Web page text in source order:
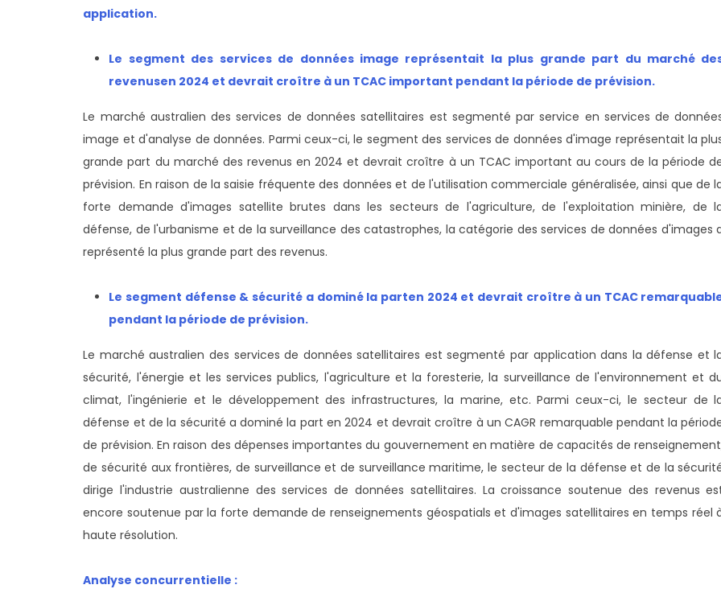
application.
Le segment des services de données image représentait la plus grande part du marché
revenusen 2024 et devrait croître à un TCAC important pendant la période de prévision.
Le marché australien des services de données satellitaires est segmenté par service en services de
image et d'analyse de données. Parmi ceux-ci, le segment des services de données d'image représentait la
grande part du marché des revenus en 2024 et devrait croître à un TCAC important au cours de la période
prévision. En raison de la saisie fréquente des données et de l'utilisation commerciale généralisée, ainsi que de
forte demande d'images satellite brutes dans les secteurs de l'agriculture, de l'exploitation minière, de
défense, de l'urbanisme et de la surveillance des catastrophes, la catégorie des services de données d'images
représenté la plus grande part des revenus.
Le segment défense & sécurité a dominé la parten 2024 et devrait croître à un TCAC
pendant la période de prévision.
Le marché australien des services de données satellitaires est segmenté par application dans la défense et
sécurité, l'énergie et les services publics, l'agriculture et la foresterie, la surveillance de l'environnement et
climat, l'ingénierie et le développement des infrastructures, la marine, etc. Parmi ceux-ci, le secteur de
défense et de la sécurité a dominé la part en 2024 et devrait croître à un CAGR remarquable pendant la
de prévision. En raison des dépenses importantes du gouvernement en matière de capacités de
de sécurité aux frontières, de surveillance et de surveillance maritime, le secteur de la défense et de la
dirige l'industrie australienne des services de données satellitaires. La croissance soutenue des revenus
encore soutenue par la forte demande de renseignements géospatials et d'images satellitaires en temps réel
haute résolution.
Analyse concurrentielle :